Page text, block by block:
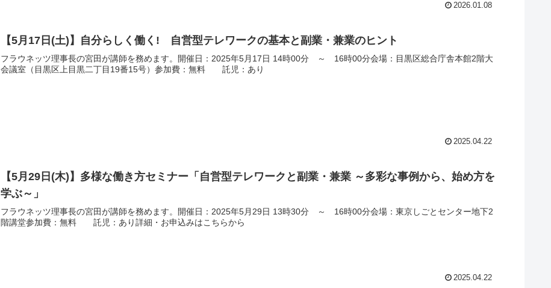
2026.01.08
【5月17日(土)】自分らしく働く! 自営型テレワークの基本と副業・兼業のヒント
フラウネッツ理事長の宮田が講師を務めます。開催日：2025年5月17日 14時00分 ～ 16時00分会場：目黒区総合庁舎本館2階大
会議室（目黒区上目黒二丁目19番15号）参加費：無料 託児：あり
2025.04.22
【5月29日(木)】多様な働き方セミナー「自営型テレワークと副業・兼業 ～多彩な事例から、始め方を
学ぶ～」
フラウネッツ理事長の宮田が講師を務めます。開催日：2025年5月29日 13時30分 ～ 16時00分会場：東京しごとセンター地下2
階講堂参加費：無料 託児：あり詳細・お申込みはこちらから
2025.04.22